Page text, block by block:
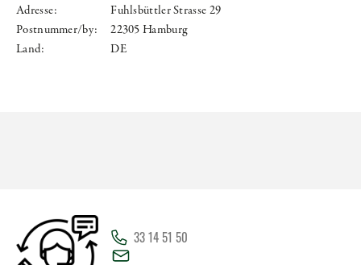
Adresse:
Fuhlsbüttler Strasse 29
Postnummer/by:
22305 Hamburg
Land:
DE
33 14 51 50